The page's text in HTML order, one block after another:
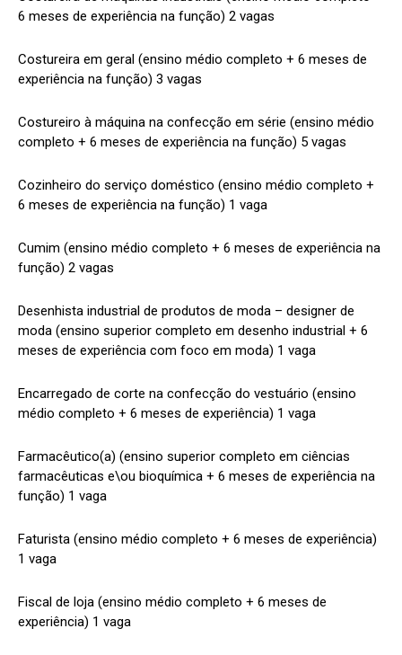
6 meses de experiência na função) 2 vagas
Costureira em geral (ensino médio completo + 6 meses de
experiência na função) 3 vagas
Costureiro à máquina na confecção em série (ensino médio
completo + 6 meses de experiência na função) 5 vagas
Cozinheiro do serviço doméstico (ensino médio completo +
6 meses de experiência na função) 1 vaga
Cumim (ensino médio completo + 6 meses de experiência na
função) 2 vagas
Desenhista industrial de produtos de moda – designer de
moda (ensino superior completo em desenho industrial + 6
meses de experiência com foco em moda) 1 vaga
Encarregado de corte na confecção do vestuário (ensino
médio completo + 6 meses de experiência) 1 vaga
Farmacêutico(a) (ensino superior completo em ciências
farmacêuticas e\ou bioquímica + 6 meses de experiência na
função) 1 vaga
Faturista (ensino médio completo + 6 meses de experiência)
1 vaga
Fiscal de loja (ensino médio completo + 6 meses de
experiência) 1 vaga